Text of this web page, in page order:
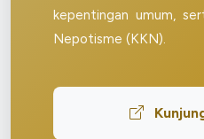
kepentingan umum,
Nepotisme (KKN).